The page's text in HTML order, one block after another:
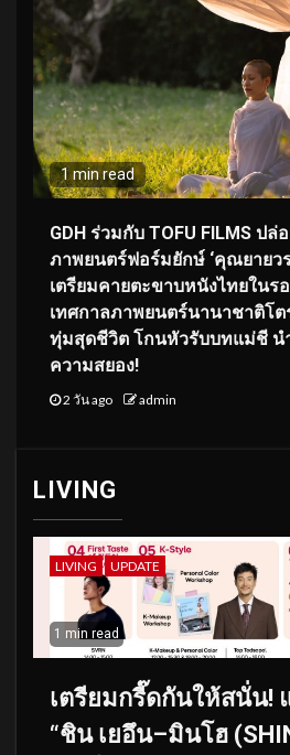
1 min read
GDH ร่วมกับ TOFU FILMS ปล่
ภาพยนตร์ฟอร์มยักษ์ ‘คุณยายวร
เตรียมคายตะขาบหนังไทยใน
เทศกาลภาพยนตร์นานาชาติโต
ทุ่มสุดชีวิต โกนหัวรับบทแม่ชี
ความสยอง!
2 วัน ago admin
LIVING
LIVING UPDATE
1 min read
เตรียมกรี๊ดกันให้สนั่น!
“ชิน เยอึน–มินโฮ